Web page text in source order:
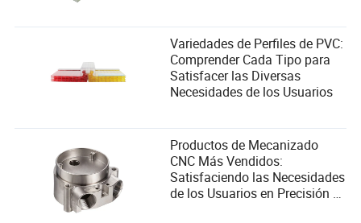
Variedades de Perfiles de PVC:
Comprender Cada Tipo para
Satisfacer las Diversas
Necesidades de los Usuarios
Productos de Mecanizado
CNC Más Vendidos:
Satisfaciendo las Necesidades
de los Usuarios en Precisión y